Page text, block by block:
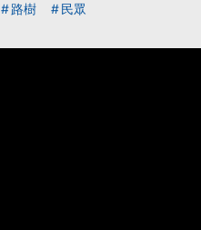
路樹 民眾